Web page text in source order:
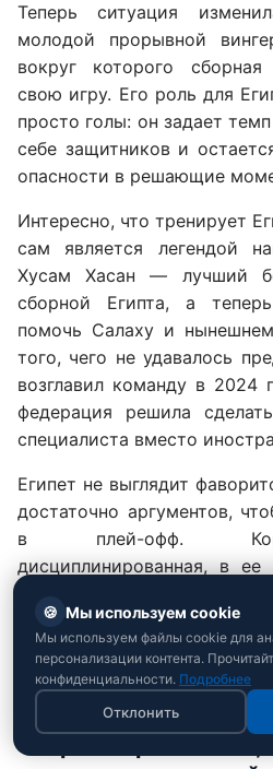
Теперь ситуация
молодой прорывной
вокруг которого
свою игру. Его роль для
просто голы: он задает
себе защитников и
опасности в решающие
Интересно, что тренирует
сам является легендой
Хусам Хасан — лучший
сборной Египта, а
помочь Салаху и
того, чего не удавалось
возглавил команду в 2024
федерация решила
специалиста вместо
Египет не выглядит
достаточно аргументов,
в плей-офф.
дисциплинированная, в
хорошо знают
матчам с высоким
Сборная Ирана: опыт,
🍪 Мы используем cookie
Мы используем файлы cookie для
персонализации контента.
конфиденциальности. Подробнее
Отклонить